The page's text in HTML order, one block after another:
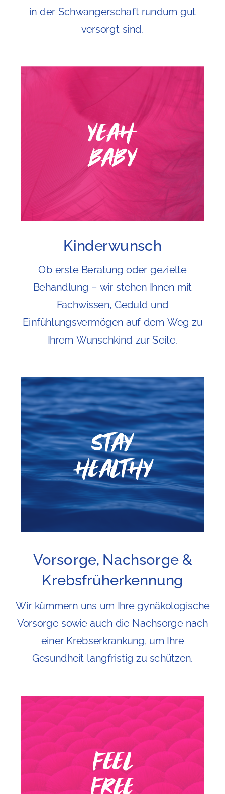
in der Schwangerschaft rundum gut
versorgt sind.
Kinderwunsch
Ob erste Beratung oder gezielte
Behandlung – wir stehen Ihnen mit
Fachwissen, Geduld und
Einfühlungsvermögen auf dem Weg zu
Ihrem Wunschkind zur Seite.
yeah
baby
Vorsorge, Nachsorge &
Krebsfrüherkennung
Wir kümmern uns um Ihre gynäkologische
Vorsorge sowie auch die Nachsorge nach
einer Krebserkrankung, um Ihre
Gesundheit langfristig zu schützen.
Stay
Healthy
Feel
Free